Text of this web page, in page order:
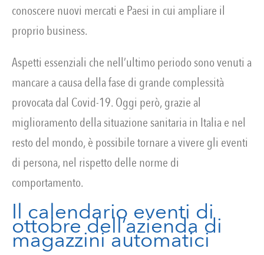
conoscere nuovi mercati e Paesi in cui ampliare il
proprio business.
Aspetti essenziali che nell’ultimo periodo sono venuti a
mancare a causa della fase di grande complessità
provocata dal Covid-19. Oggi però, grazie al
miglioramento della situazione sanitaria in Italia e nel
resto del mondo, è possibile tornare a vivere gli eventi
di persona, nel rispetto delle norme di
comportamento.
Il calendario eventi di
ottobre dell’azienda di
magazzini automatici